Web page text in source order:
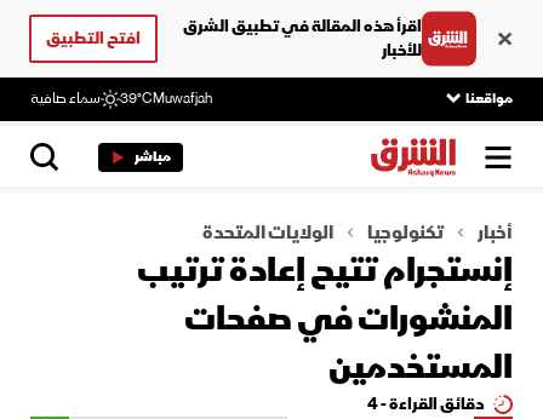
اقرأ هذه المقالة في تطبيق الشرق
للأخبار
افتح التطبيق
مواقعنا Muwafjah
39°C سماء صافية
مباشر
أخبار تكنولوجيا الولايات المتحدة
إنستجرام تتيح إعادة ترتيب
المنشورات في صفحات
المستخدمين
دقائق القراءة - 4